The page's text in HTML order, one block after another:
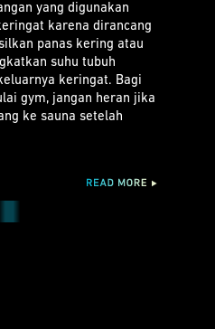
yang digunakan
karena dirancang
panas kering atau
suhu tubuh
keringat. Bagi
gym, jangan heran jika
ke sauna setelah